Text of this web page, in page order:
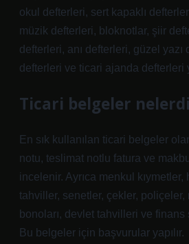
okul defterleri, sert kapaklı
müzik defterleri, bloknotlar, şiir
defterleri, anı defterleri, güzel yazı
defterleri ve ticari ajanda defterleri
Ticari belgeler
En sık kullanılan ticari belgeler
notu, teslimat notlu fatura ve
incelenir. Ayrıca menkul
tahviller, senetler, çekler, poliçeler,
bonoları, devlet tahvilleri ve
Bu belgeler için başvurular yapılır.